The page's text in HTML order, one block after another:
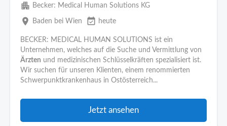
apartment Becker: Medical Human Solutions KG
place Baden bei Wien event_available heute
BECKER: MEDICAL HUMAN SOLUTIONS ist ein
Unternehmen, welches auf die Suche und Vermittlung von
Ärzten und medizinischen Schlüsselkräften spezialisiert ist.
Wir suchen für unseren Klienten, einem renommierten
Schwerpunktkrankenhaus in Ostösterreich...
Jetzt ansehen